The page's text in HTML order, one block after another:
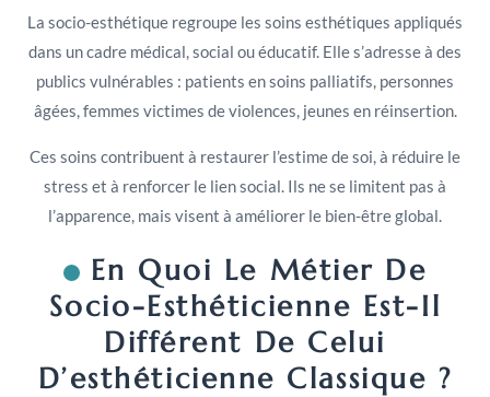
La socio-esthétique regroupe les soins esthétiques appliqués
dans un cadre médical, social ou éducatif. Elle s’adresse à des
publics vulnérables : patients en soins palliatifs, personnes
âgées, femmes victimes de violences, jeunes en réinsertion.
Ces soins contribuent à restaurer l’estime de soi, à réduire le
stress et à renforcer le lien social. Ils ne se limitent pas à
l’apparence, mais visent à améliorer le bien-être global.
En Quoi Le Métier De
Socio-Esthéticienne Est-Il
Différent De Celui
D’esthéticienne Classique ?